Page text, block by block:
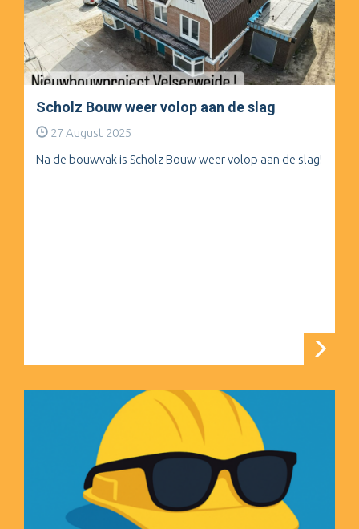
Scholz Bouw weer volop aan de slag
27 August 2025
Na de bouwvak is Scholz Bouw weer volop aan de slag!